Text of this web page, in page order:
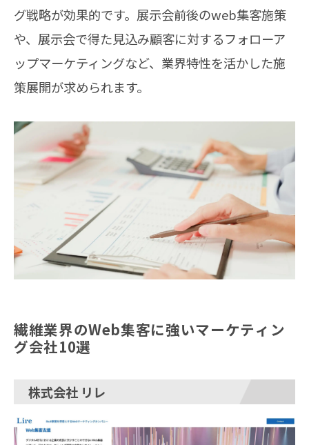
グ戦略が効果的です。展示会前後のweb集客施策
や、展示会で得た見込み顧客に対するフォローア
ップマーケティングなど、業界特性を活かした施
策展開が求められます。
繊維業界のWeb集客に強いマーケティン
グ会社10選
株式会社 リレ